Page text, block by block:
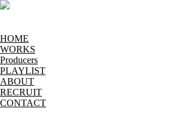
HOME
WORKS
Producers
PLAYLIST
ABOUT
RECRUIT
CONTACT